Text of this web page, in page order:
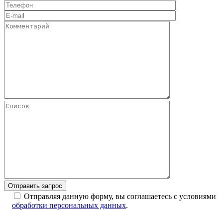
Отправляя данную форму, вы соглашаетесь с условиями
обработки персональных данных.